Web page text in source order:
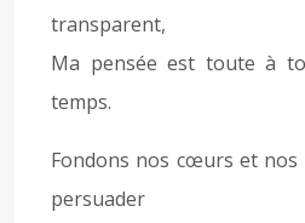
transparent,
Ma pensée est toute à
temps.
Fondons nos cœurs et nos
persuader